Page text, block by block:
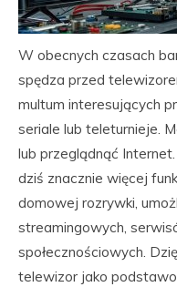
W obecnych czasach
spędza przed
multum interesujących
seriale lub teleturnieje.
lub przeglądnąć
dziś znacznie więcej
domowej rozrywki,
streamingowych,
społecznościowych.
telewizor jako